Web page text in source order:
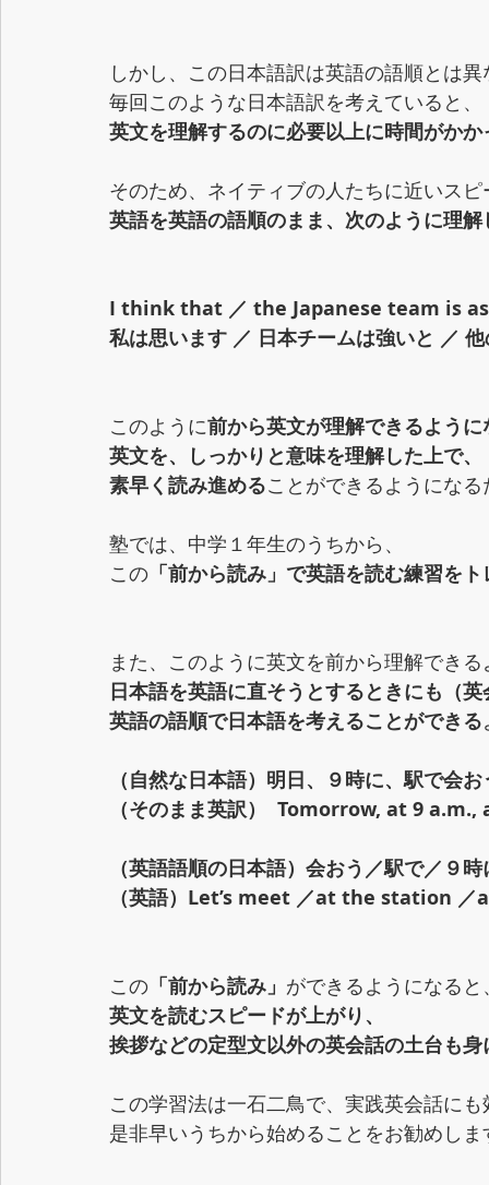
しかし、この日本語訳は英語の語順とは
毎回このような日本語訳を考えていると、
英文を理解するのに必要以上に時間がか
そのため、ネイティブの人たちに近いス
英語を英語の語順のまま、次のように理
I think that ／ the Japanese team is
私は思います ／ 日本チームは強いと ／
このように前から英文が理解できるように
英文を、しっかりと意味を理解した上で、
素早く読み進めることができるようになる
塾では、中学１年生のうちから、
この 「前から読み」で英語を読む練習を
また、このように英文を前から理解でき
日本語を英語に直そうとするときにも（
英語の語順で日本語を考えることができる
（自然な日本語）明日、９時に、駅で会お
（そのまま英訳）  Tomorrow, at 9
（英語語順の日本語）会おう／駅で／９
（英語）Let’s meet ／at the station
この 「前から読み」 ができるようになると
英文を読むスピードが上がり、
挨拶などの定型文以外の英会話の土台も
この学習法は一石二鳥で、実践英会話に
是非早いうちから始めることをお勧めしま